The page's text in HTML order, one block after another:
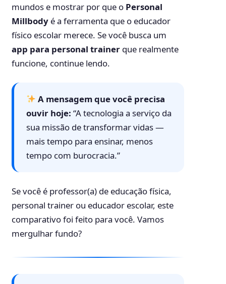
mundos e mostrar por que o Personal
Millbodyé a ferramenta que o educador
físico escolar merece. Se você busca um
app para personal trainerque realmente
funcione, continue lendo.
A mensagem que você precisa
ouvir hoje: “A tecnologia a serviço da
sua missão de transformar vidas —
mais tempo para ensinar, menos
tempo com burocracia.”
Se você é professor(a) de educação física,
personal trainer ou educador escolar, este
comparativo foi feito para você. Vamos
mergulhar fundo?